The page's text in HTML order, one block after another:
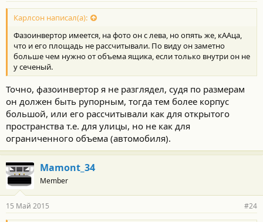
Карлсон написал(а):
Фазоинвертор имеется, на фото он с лева, но опять же, кААца,
что и его площадь не рассчитывали. По виду он заметно
больше чем нужно от объема ящика, если только внутри он не
у сеченый.
Точно, фазоинвертор я не разглядел, судя по размерам
он должен быть рупорным, тогда тем более корпус
большой, или его рассчитывали как для открытого
пространства т.е. для улицы, но не как для
ограниченного объема (автомобиля).
Mamont_34
Member
15 Май 2015 #24